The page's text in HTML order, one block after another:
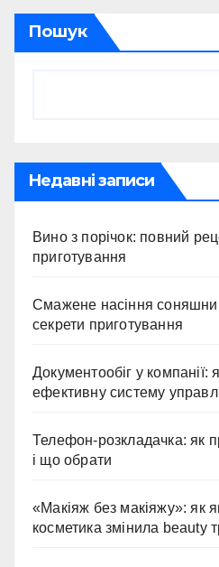
Пошук
Недавні записи
Вино з порічок: повний
приготування
Смажене насіння
секрети приготування
Документообіг у компанії:
ефективну систему
Телефон-розкладачка: як
і що обрати
«Макіяж без макіяжу»: як
косметика змінила beauty